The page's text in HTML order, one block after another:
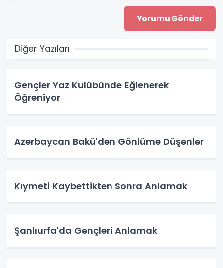
Diğer Yazıları
Gençler Yaz Kulübünde Eğlenerek
Öğreniyor
Azerbaycan Bakü'den Gönlüme Düşenler
Kıymeti Kaybettikten Sonra Anlamak
Şanlıurfa'da Gençleri Anlamak